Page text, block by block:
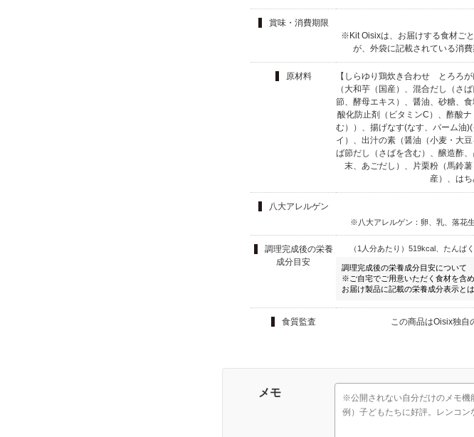
賞味・消費期限
※Kit Oisixは、お届けする食材ご
が、外袋に記載されている消
原材料
【しらゆり鶏炊き合わせ とろろ
（大和芋（国産）、混合だし（さ
節、酵母エキス）、醤油、砂糖、
酸化防止剤（ビタミンC）、酢酸
む））、揚げなす(なす、パーム油
イ）、出汁の素（醤油（小麦・大
ば節だし（さばを含む）、醸造酢
末、あごだし）、片栗粉（馬鈴
産）、は
八大アレルゲン
※八大アレルゲン：卵、乳、落花
調理完成後の栄養
成分目安
（1人分あたり）519kcal、たんぱ
調理完成後の栄養成分目安について
※ご自宅でご用意いただく食材を含
お届け製品に記載の栄養成分表示と
食質監査 この商品はOisix独自
メモ